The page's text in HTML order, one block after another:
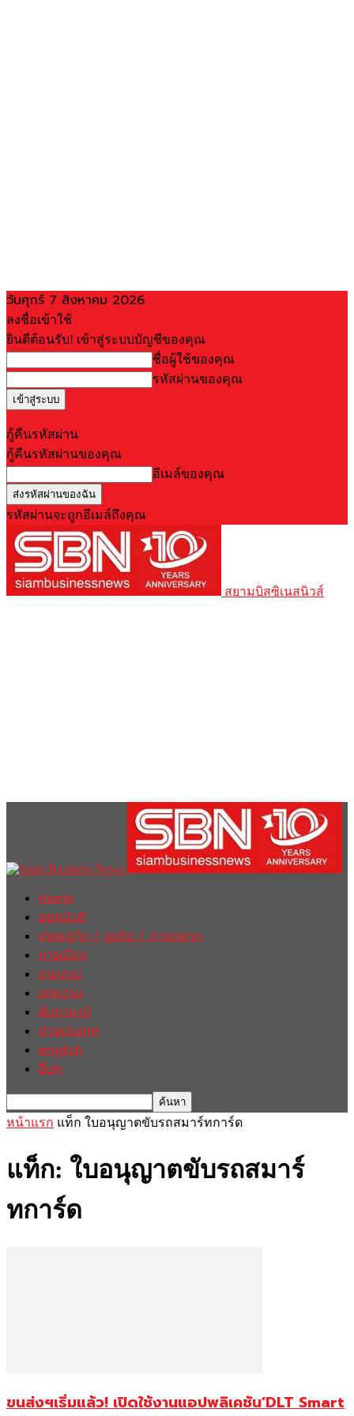
วันศุกร์ 7 สิงหาคม 2026
ลงชื่อเข้าใช้
ยินดีต้อนรับ! เข้าสู่ระบบบัญชีของคุณ
ชื่อผู้ใช้ของคุณ
รหัสผ่านของคุณ
กู้คืนรหัสผ่าน
กู้คืนรหัสผ่านของคุณ
อีเมล์ของคุณ
รหัสผ่านจะถูกอีเมล์ถึงคุณ
สยามบิสซิเนสนิวส์
Home
ฮอตนิวส์
เศรษฐกิจ / ธุรกิจ / การตลาด
การเมือง
รายงาน
บทความ
สัมภาษณ์
ต่างประเทศ
english
อื่นๆ
หน้าแรก แท็ก ใบอนุญาตขับรถสมาร์ทการ์ด
แท็ก: ใบอนุญาตขับรถสมาร์
ทการ์ด
ขนส่งฯเริ่มแล้ว! เปิดใช้งานแอปพลิเคชัน’DLT Smart